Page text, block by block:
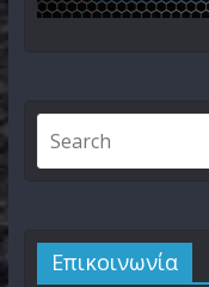
Επικοινωνία